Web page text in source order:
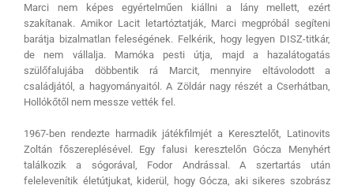
Marci nem képes egyértelműen kiállni a lány mellett, ezért
szakítanak. Amikor Lacit letartóztatják, Marci megpróbál segíteni
barátja bizalmatlan feleségének. Felkérik, hogy legyen DISZ-titkár,
de nem vállalja. Mamóka pesti útja, majd a hazalátogatás
szülőfalujába döbbentik rá Marcit, mennyire eltávolodott a
családjától, a hagyományaitól. A Zöldár nagy részét a Cserhátban,
Hollókőtől nem messze vették fel.
1967-ben rendezte harmadik játékfilmjét a Keresztelőt, Latinovits
Zoltán főszereplésével. Egy falusi keresztelőn Gócza Menyhért
találkozik a sógorával, Fodor Andrással. A szertartás után
felelevenítik életútjukat, kiderül, hogy Gócza, aki sikeres szobrász